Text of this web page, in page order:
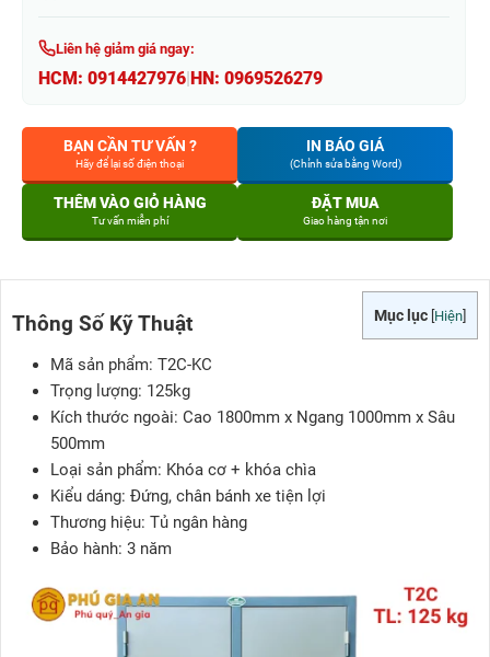
Liên hệ giảm giá ngay:
HCM: 0914427976 HN: 0969526279
BẠN CẦN TƯ VẤN ?
Hãy để lại số điện thoại
IN BÁO GIÁ
(Chỉnh sửa bằng Word)
THÊM VÀO GIỎ HÀNG
Tư vấn miễn phí
ĐẶT MUA
Giao hàng tận nơi
Mục lục Hiện
Thông Số Kỹ Thuật
Mã sản phẩm: T2C-KC
Trọng lượng: 125kg
Kích thước ngoài: Cao 1800mm x Ngang 1000mm x Sâu
500mm
Loại sản phẩm: Khóa cơ + khóa chìa
Kiểu dáng: Đứng, chân bánh xe tiện lợi
Thương hiệu: Tủ ngân hàng
Bảo hành: 3 năm